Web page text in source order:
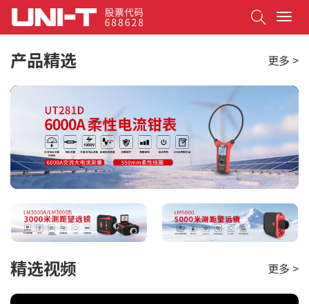
T
o
g
e
a
v
i
g
a
t
o
n
产品精选 更多 >
精选视频 更多 >